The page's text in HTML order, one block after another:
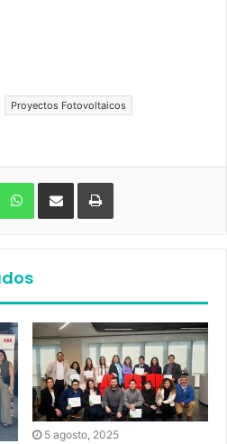
Proyectos Fotovoltaicos
WhatsApp
5 agosto, 2025